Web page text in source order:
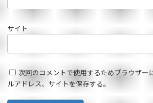
サイト
次回のコメントで使用するためブラウザー
ルアドレス、サイトを保存する。